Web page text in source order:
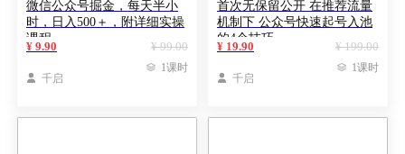
微信公众号掘金，每天半小
时，日入500＋，附详细实操
课程
¥ 99.00
¥ 9.90
 千启
 1课时
首次无保留公开 在推荐流量
机制下 公众号快速起号入池
的4个技巧
¥ 199.00
¥ 19.90
 千启
 1课时